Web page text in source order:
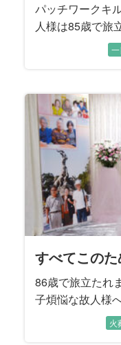
パッチワークキ
人様は85歳で旅
で施主様のお母
ただいたご縁で
い訪問相談員」
された故人様。
らない人でも気
い性格は、周囲
た。
すべてこの
86歳で旅立たれ
子煩悩な故人様
幸せが続いてい火